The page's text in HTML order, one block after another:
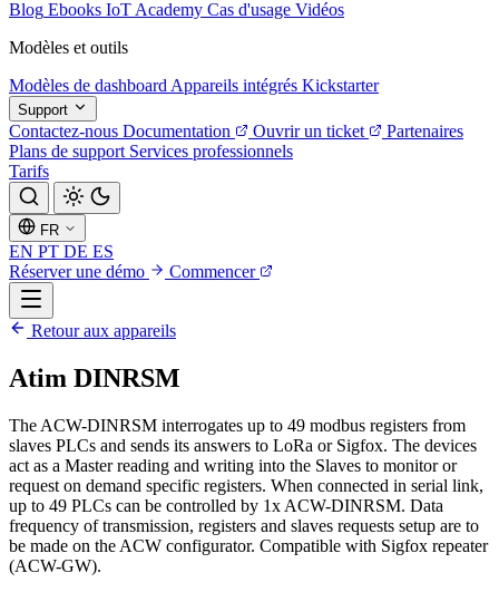
Blog Ebooks IoT Academy Cas d'usage Vidéos
Modèles et outils
Modèles de dashboard Appareils intégrés Kickstarter
Support
Contactez-nous Documentation Ouvrir un ticket
Partenaires
Plans de support Services professionnels
Tarifs
FR
EN PT DE ES
Réserver une démo
Commencer
Retour aux appareils
Atim DINRSM
The ACW-DINRSM interrogates up to 49 modbus registers from
slaves PLCs and sends its answers to LoRa or Sigfox. The devices
act as a Master reading and writing into the Slaves to monitor or
request on demand specific registers. When connected in serial link,
up to 49 PLCs can be controlled by 1x ACW-DINRSM. Data
frequency of transmission, registers and slaves requests setup are to
be made on the ACW configurator. Compatible with Sigfox repeater
(ACW-GW).